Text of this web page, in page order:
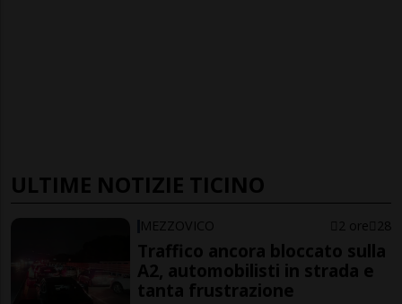
ULTIME NOTIZIE TICINO
MEZZOVICO 2 ore 28
Traffico ancora bloccato sulla
A2, automobilisti in strada e
tanta frustrazione